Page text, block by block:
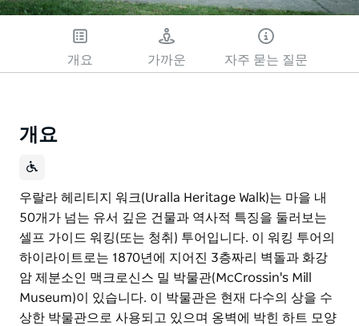
했습니다. 나중에 다시
시도해 주세요.
개요 가까운 자주 묻는 질문
개요
우랄라 헤리티지 워크(Uralla Heritage Walk)는 마을 내
50개가 넘는 유서 깊은 건물과 역사적 특징을 둘러보는
셀프 가이드 워킹(또는 청취) 투어입니다. 이 워킹 투어의
하이라이트로는 1870년에 지어진 3층짜리 벽돌과 화강
암 제분소인 맥크로신스 밀 박물관(McCrossin's Mill
Museum)이 있습니다. 이 박물관은 현재 다수의 상을 수
상한 박물관으로 사용되고 있으며 옹벽에 박힌 하트 모양